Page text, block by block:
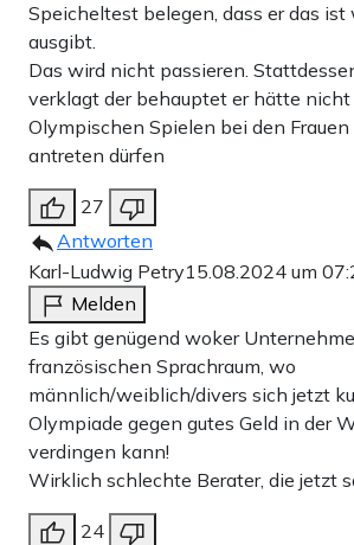
Speicheltest belegen, dass er das ist
ausgibt.
Das wird nicht passieren.
verklagt der behauptet er hätte nicht
Olympischen Spielen bei den
antreten dürfen
27
Antworten
Karl-Ludwig Petry15.08.2024 um
Melden
Es gibt genügend woker
französischen Sprachraum, wo
männlich/weiblich/divers sich jetzt
Olympiade gegen gutes Geld in der
verdingen kann!
Wirklich schlechte Berater, die jetzt
24